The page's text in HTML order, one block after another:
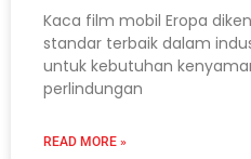
Kaca film mobil Eropa
standar terbaik dalam
untuk kebutuhan
perlindungan
READ MORE »